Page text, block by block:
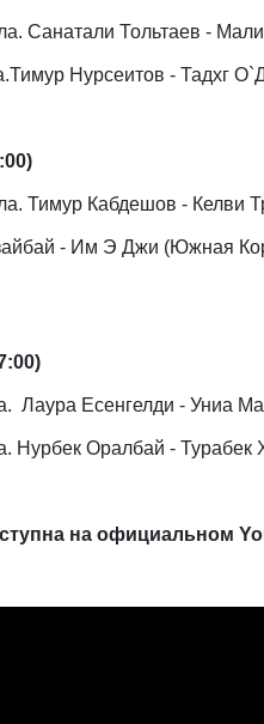
Санатали Тольтаев -
Нурсеитов - Тадхг
Тимур Кабдешов - Келви
- Им Э Джи (Южная
Лаура Есенгелди - Униа
Нурбек Оралбай -
на официальном